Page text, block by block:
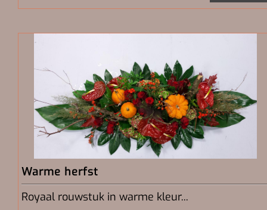
Warme herfst
Royaal rouwstuk in warme kleur...